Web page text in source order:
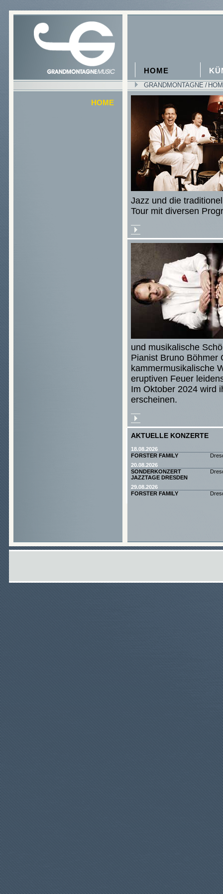
HOME
GRANDMONTAGNE /
HOME
Jazz und die
Tour mit diversen
und musikalische
Pianist Bruno Böhmer
kammermusikalische
eruptiven Feuer
Im Oktober 2024 wird
erscheinen.
AKTUELLE KONZERTE
18.08.2026
FORSTER FAMILY
20.08.2026
SONDERKONZERT
JAZZTAGE DRESDEN
29.08.2026
FORSTER FAMILY